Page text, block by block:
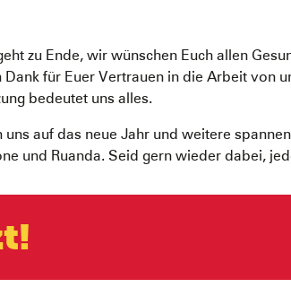
zu Ende, wir wünschen Euch allen
Dank für Euer Vertrauen in die Arbeit von
bedeutet uns alles.
uns auf das neue Jahr und weitere
und Ruanda. Seid gern wieder dabei,